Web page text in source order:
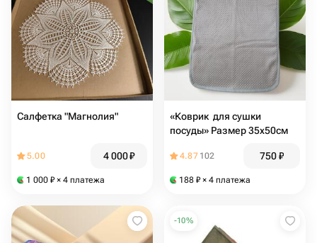
Салфетка "Магнолия"
5.00 4 000₽
1 000 ₽ × 4 платежа
«Коврик для сушки
посуды» Размер 35х50см
4.87 102 750₽
188 ₽ × 4 платежа
-10%